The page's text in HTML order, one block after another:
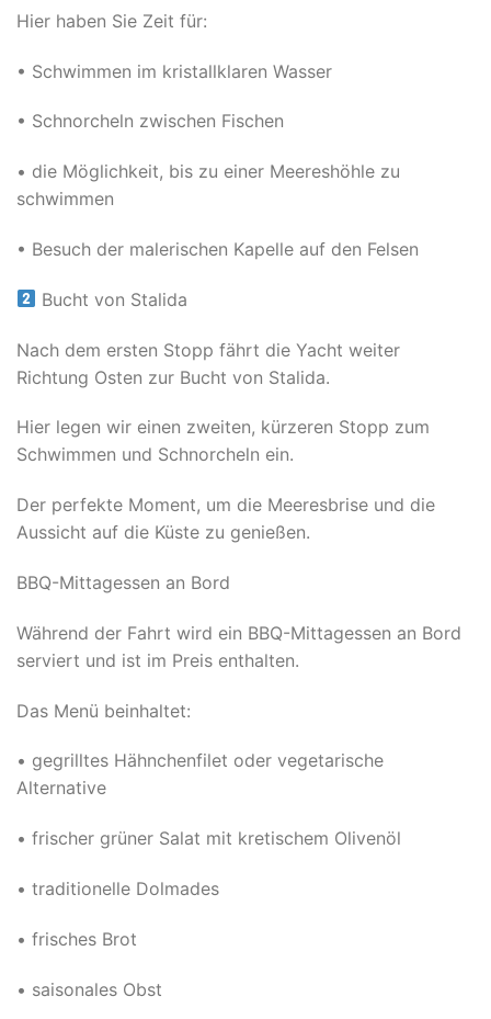
Hier haben Sie Zeit für:
• Schwimmen im kristallklaren Wasser
• Schnorcheln zwischen Fischen
• die Möglichkeit, bis zu einer Meereshöhle zu
schwimmen
• Besuch der malerischen Kapelle auf den Felsen
Bucht von Stalida
Nach dem ersten Stopp fährt die Yacht weiter
Richtung Osten zur Bucht von Stalida.
Hier legen wir einen zweiten, kürzeren Stopp zum
Schwimmen und Schnorcheln ein.
Der perfekte Moment, um die Meeresbrise und die
Aussicht auf die Küste zu genießen.
BBQ-Mittagessen an Bord
Während der Fahrt wird ein BBQ-Mittagessen an Bord
serviert und ist im Preis enthalten.
Das Menü beinhaltet:
• gegrilltes Hähnchenfilet oder vegetarische
Alternative
• frischer grüner Salat mit kretischem Olivenöl
• traditionelle Dolmades
• frisches Brot
• saisonales Obst